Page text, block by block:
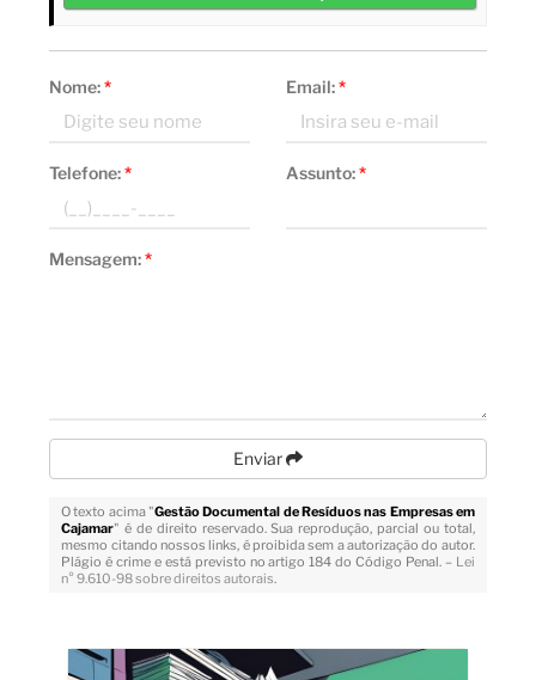
Nome:* Email:*
Telefone:* Assunto:*
Mensagem:*
Enviar
O texto acima "Gestão Documental de Resíduos nas Empresas em
Cajamar" é de direito reservado. Sua reprodução, parcial ou total,
mesmo citando nossos links, é proibida sem a autorização do autor.
Plágio é crime e está previsto no artigo 184 do Código Penal. – Lei
n° 9.610-98 sobre direitos autorais.